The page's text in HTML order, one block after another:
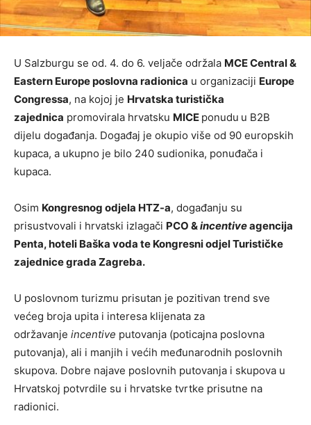
U Salzburgu se od. 4. do 6. veljače održala MCE Central &
Eastern Europe poslovna radionica u organizaciji Europe
Congressa, na kojoj je Hrvatska turistička
zajednica promovirala hrvatsku MICE ponudu u B2B
dijelu događanja. Događaj je okupio više od 90 europskih
kupaca, a ukupno je bilo 240 sudionika, ponuđača i
kupaca.
Osim Kongresnog odjela HTZ-a, događanju su
prisustvovali i hrvatski izlagači PCO &incentiveagencija
Penta, hoteli Baška voda te Kongresni odjel Turističke
zajednice grada Zagreba.
U poslovnom turizmu prisutan je pozitivan trend sve
većeg broja upita i interesa klijenata za
održavanje incentive putovanja (poticajna poslovna
putovanja), ali i manjih i većih međunarodnih poslovnih
skupova. Dobre najave poslovnih putovanja i skupova u
Hrvatskoj potvrdile su i hrvatske tvrtke prisutne na
radionici.